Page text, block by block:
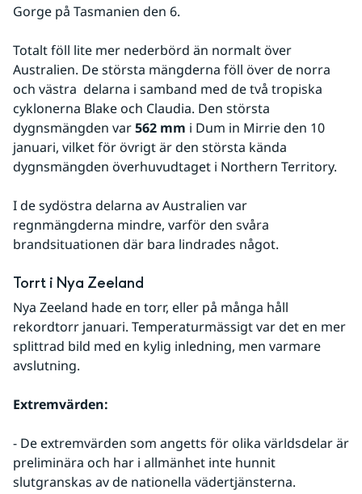
Gorge på Tasmanien den 6.
Totalt föll lite mer nederbörd än normalt över
Australien. De största mängderna föll över de norra
och västra  delarna i samband med de två tropiska
cyklonerna Blake och Claudia. Den största
dygnsmängden var 562 mm i Dum in Mirrie den 10
januari, vilket för övrigt är den största kända
dygnsmängden överhuvudtaget i Northern Territory.
I de sydöstra delarna av Australien var
regnmängderna mindre, varför den svåra
brandsituationen där bara lindrades något.
Torrt i Nya Zeeland
Nya Zeeland hade en torr, eller på många håll
rekordtorr januari. Temperaturmässigt var det en mer
splittrad bild med en kylig inledning, men varmare
avslutning.
Extremvärden:
- De extremvärden som angetts för olika världsdelar är
preliminära och har i allmänhet inte hunnit
slutgranskas av de nationella vädertjänsterna.